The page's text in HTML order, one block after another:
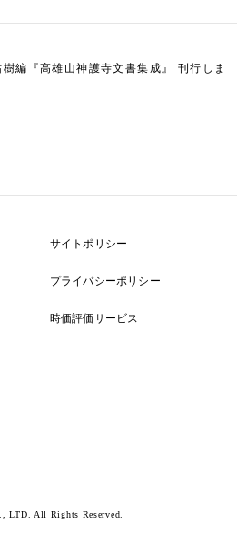
編 『高雄山神護寺文書集成』
刊行しま
サイトポリシー
プライバシーポリシー
時価評価サービス
LTD. All Rights Reserved.